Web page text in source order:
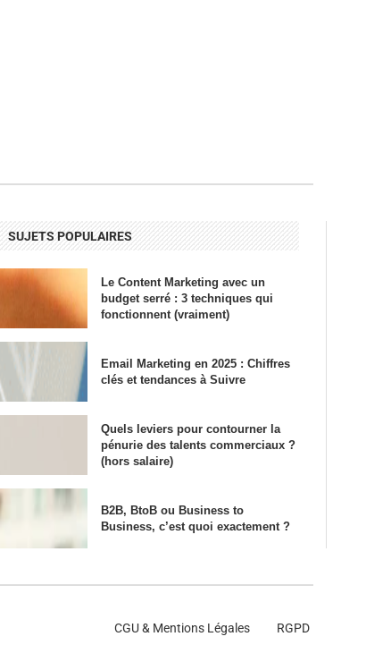
SUJETS POPULAIRES
Le Content Marketing avec un
budget serré : 3 techniques qui
fonctionnent (vraiment)
Email Marketing en 2025 : Chiffres
clés et tendances à Suivre
Quels leviers pour contourner la
pénurie des talents commerciaux ?
(hors salaire)
B2B, BtoB ou Business to
Business, c’est quoi exactement ?
CGU & Mentions Légales RGPD